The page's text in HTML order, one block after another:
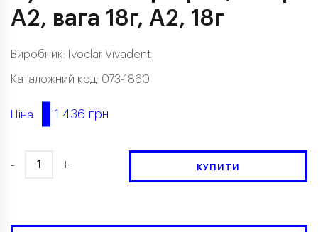
A2, вага 18г, A2, 18г
Виробник: Ivoclar Vivadent
Каталожний код: 073-1860
Ціна 1 436 грн
- + КУПИТИ